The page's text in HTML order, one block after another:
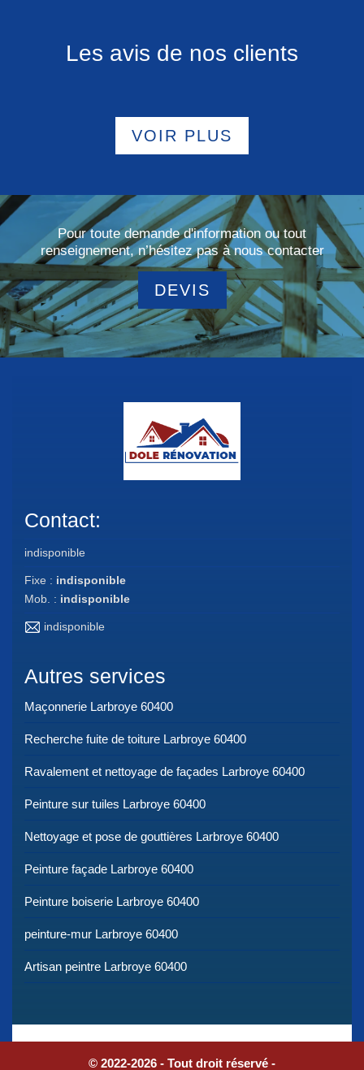
Les avis de nos clients
VOIR PLUS
Pour toute demande d'information ou tout
renseignement, n’hésitez pas à nous contacter
DEVIS
Contact:
indisponible
Fixe : indisponible
Mob. : indisponible
indisponible
Autres services
Maçonnerie Larbroye 60400
Recherche fuite de toiture Larbroye 60400
Ravalement et nettoyage de façades Larbroye 60400
Peinture sur tuiles Larbroye 60400
Nettoyage et pose de gouttières Larbroye 60400
Peinture façade Larbroye 60400
Peinture boiserie Larbroye 60400
peinture-mur Larbroye 60400
Artisan peintre Larbroye 60400
© 2022-2026 - Tout droit réservé -